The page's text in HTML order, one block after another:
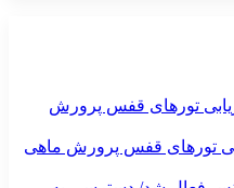
تورهای قفس پرورش ماهی